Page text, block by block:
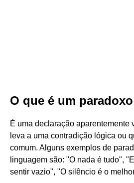
O que é um
É uma declaração aparentemente
leva a uma contradição lógica ou
comum. Alguns exemplos de
linguagem são: "O nada é tudo",
sentir vazio", "O silêncio é o